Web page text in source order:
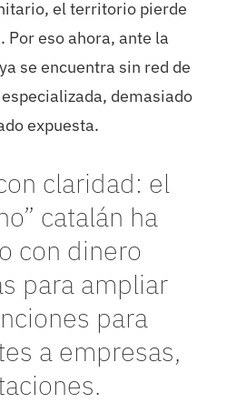
el territorio pierde
eso ahora, ante la
se encuentra sin red de
demasiado
expuesta.
claridad: el
catalán ha
con dinero
para ampliar
para
a empresas,